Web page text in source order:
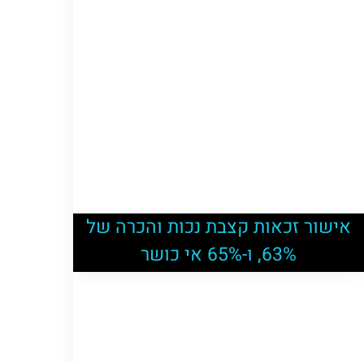
אישור זכאות קצבת נכות והכרה של
63%, ו-65% אי כושר